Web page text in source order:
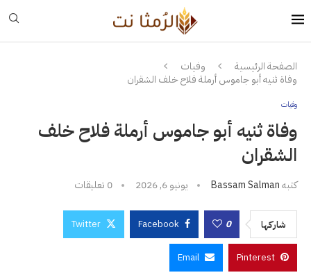
الصفحة الرئيسية
وفيات
وفاة ثنيه أبو جاموس أرملة فلاح خلف الشقران
وفيات
وفاة ثنيه أبو جاموس أرملة فلاح خلف
الشقران
كتبهBassam Salman يونيو 6, 2026 0 تعليقات
شاركها 0
Facebook
Twitter
Pinterest
Email